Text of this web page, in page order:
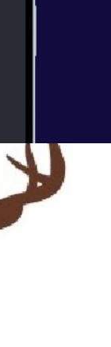
levels of success.
land
for high